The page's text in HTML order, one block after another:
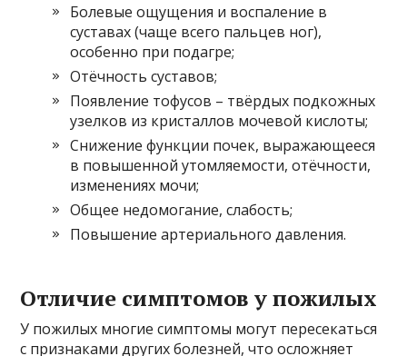
Болевые ощущения и воспаление в
суставах (чаще всего пальцев ног),
особенно при подагре;
Отёчность суставов;
Появление тофусов – твёрдых подкожных
узелков из кристаллов мочевой кислоты;
Снижение функции почек, выражающееся
в повышенной утомляемости, отёчности,
изменениях мочи;
Общее недомогание, слабость;
Повышение артериального давления.
Отличие симптомов у пожилых
У пожилых многие симптомы могут пересекаться
с признаками других болезней, что осложняет